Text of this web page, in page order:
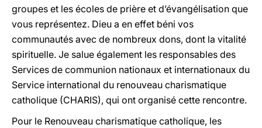
groupes et les écoles de prière et d’évangélisation que
vous représentez. Dieu a en effet béni vos
communautés avec de nombreux dons, dont la vitalité
spirituelle. Je salue également les responsables des
Services de communion nationaux et internationaux du
Service international du renouveau charismatique
catholique (CHARIS), qui ont organisé cette rencontre.
Pour le Renouveau charismatique catholique, les